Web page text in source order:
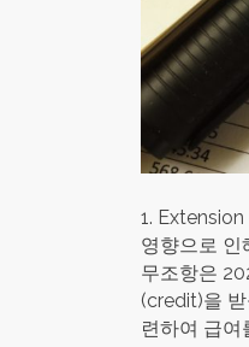
1.
영향으로 인
무조항은
(credit)을
련하여 급여